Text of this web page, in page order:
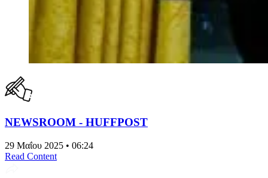
NEWSROOM - HUFFPOST
29 Μαΐου 2025 • 06:24
Read Content